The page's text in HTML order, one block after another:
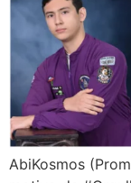
AbiKosmos